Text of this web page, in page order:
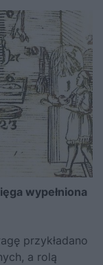
wypełniona
przykładano
a rolą